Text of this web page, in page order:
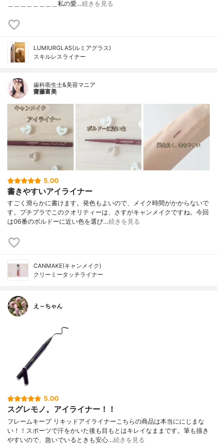
＿＿＿＿＿＿＿＿私の愛…続きを見る
LUMIURGLAS(ルミアグラス)
スキルレスライナー
歯科衛生士&美容マニア
齋藤富美
5.00
書きやすいアイライナー
すごく滑らかに書けます。発色もよいので、メイク時間がかからないで
す。プチプラでこのクオリティーは、さすがキャンメイクですね。今回
は06番のボルドーに近い色を選び…続きを見る
CANMAKE(キャンメイク)
クリーミータッチライナー
え～ちゃん
5.00
スグレモノ。アイライナー！！
フレームキープ リキッドアイライナーこちらの商品は本当ににじまな
い！！スポーツで汗をかいた後も目もとはキレイなままです。筆も描き
やすいので、急いでいるときも安心…続きを見る